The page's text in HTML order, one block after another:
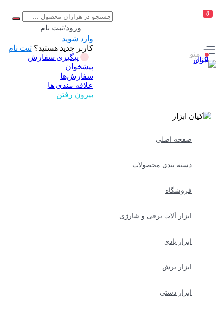
منو
ورود/ثبت نام
وارد شوید
کاربر جدید هستید؟ثبت نام
پیشخوان
سفارش‌ها
علاقه مندی ها
پیگیری سفارش
بیرون رفتن
0
صفحه اصلی
دسته بندی محصولات
فروشگاه
ابزار آلات برقی و شارژی
ابزار بادی
ابزار برش
ابزار دستی